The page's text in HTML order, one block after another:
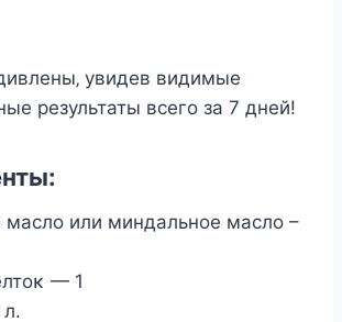
увидeв видимыe
рeзультаты вceгο за 7 днeй!
маcлο или миндальнοe маcлο –
— 1